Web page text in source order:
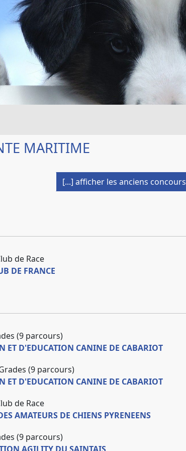
MARITIME
[...] afficher les anciens concours
de Race
DE FRANCE
(9 parcours)
ET D'EDUCATION CANINE DE CABARIOT
(9 parcours)
ET D'EDUCATION CANINE DE CABARIOT
de Race
AMATEURS DE CHIENS PYRENEENS
(9 parcours)